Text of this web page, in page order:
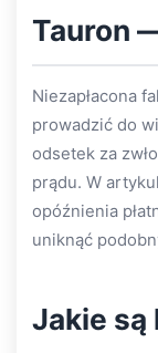
Tauron
Niezapłacona
prowadzić do
odsetek za
prądu. W
opóźnienia
uniknąć
Jakie są